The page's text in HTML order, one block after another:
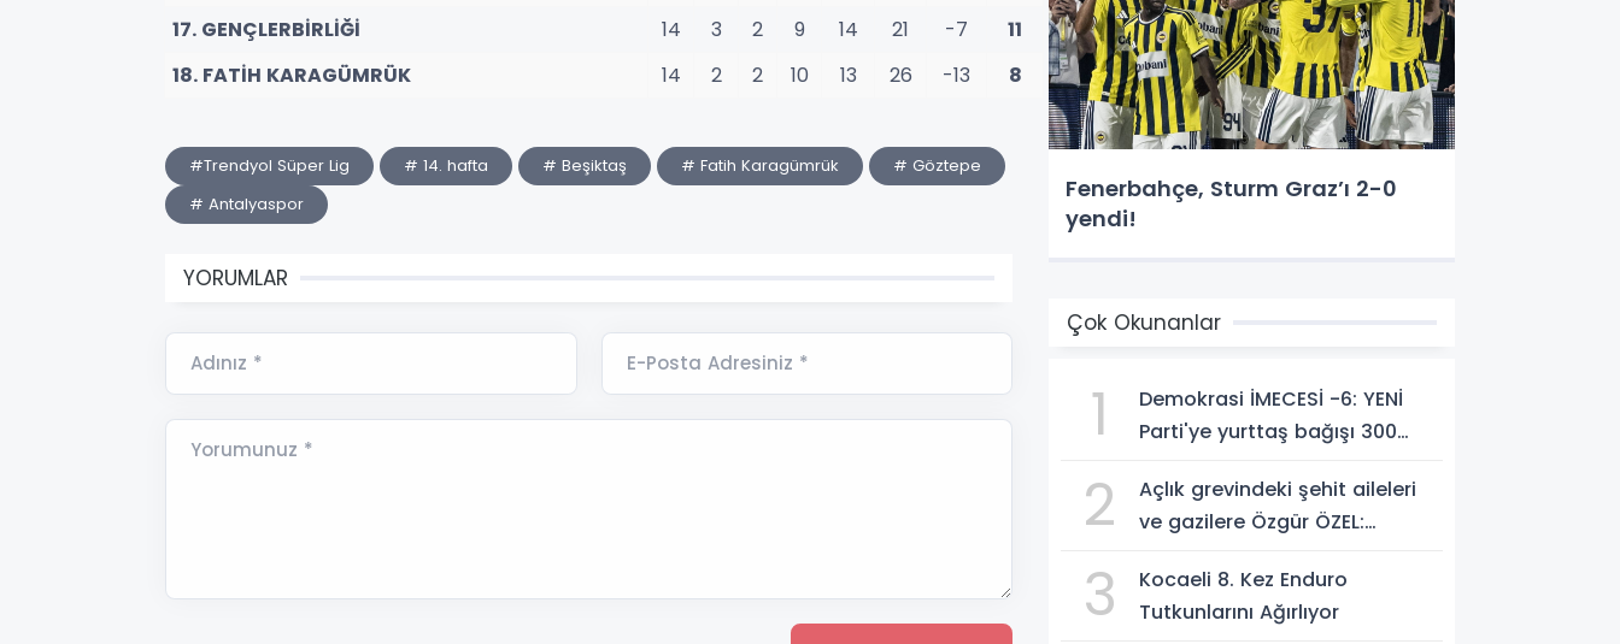
17. GENÇLERBİRLİĞİ
14 3 2 9 14 21 -7
11
18. FATİH KARAGÜMRÜK
14 2 2 10 13 26 -13 8
#Trendyol Süper Lig # 14. hafta # Beşiktaş # Fatih Karagümrük
# Göztepe
# Antalyaspor
YORUMLAR
Adınız * E-Posta Adresiniz *
Yorumunuz *
Fenerbahçe, Sturm Graz’ı 2-0
yendi!
Çok Okunanlar
1
Demokrasi İMECESİ -6: YENİ
Parti'ye yurttaş bağışı 300
2
Açlık grevindeki şehit aileleri
ve gazilere Özgür ÖZEL:
yanınızdayız'
3
Kocaeli 8. Kez Enduro
Tutkunlarını Ağırlıyor